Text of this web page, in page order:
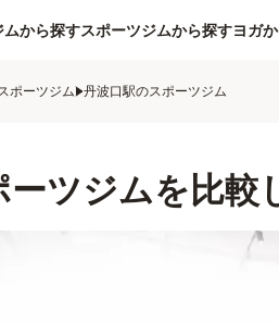
から探すスポーツジムから探すヨガ
ポーツジム 丹波口駅のスポーツジム
ツジムを比較